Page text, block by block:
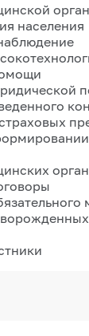
населения